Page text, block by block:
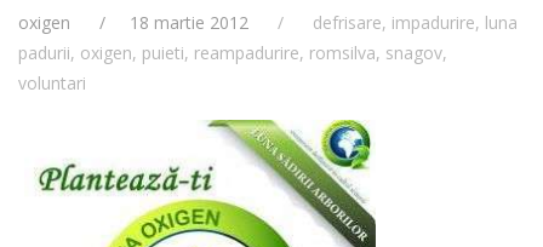
oxigen 18 martie 2012 defrisare, impadurire, luna
padurii, oxigen, puieti, reampadurire, romsilva, snagov,
voluntari